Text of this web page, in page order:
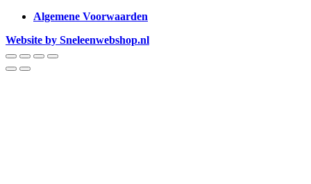
Algemene Voorwaarden
Website by Sneleenwebshop.nl